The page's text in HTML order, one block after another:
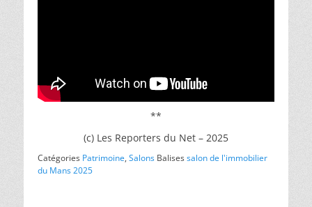
**
(c) Les Reporters du Net – 2025
Catégories Patrimoine, Salons Balisessalon de l'immobilier
du Mans 2025